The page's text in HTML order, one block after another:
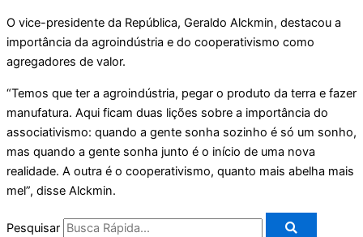
O vice-presidente da República, Geraldo Alckmin, destacou a
importância da agroindústria e do cooperativismo como
agregadores de valor.
“Temos que ter a agroindústria, pegar o produto da terra e fazer
manufatura. Aqui ficam duas lições sobre a importância do
associativismo: quando a gente sonha sozinho é só um sonho,
mas quando a gente sonha junto é o início de uma nova
realidade. A outra é o cooperativismo, quanto mais abelha mais
mel”, disse Alckmin.
Pesquisar